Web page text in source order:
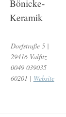
Bönicke-
Keramik
Dorfstraße 5 |
29416 Valfitz
0049 039035
60201 | Website